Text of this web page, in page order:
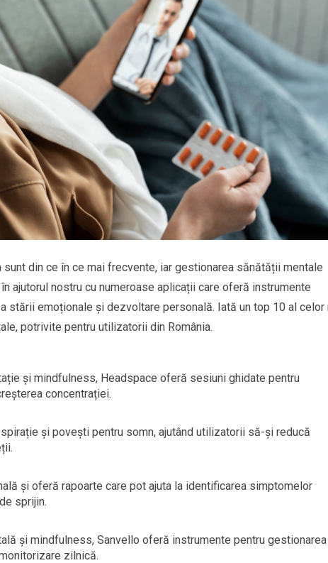
din ce în ce mai frecvente, iar gestionarea sănătății mentale
ajutorul nostru cu numeroase aplicații care oferă instrumente
stării emoționale și dezvoltare personală. Iată un top 10 al celor
potrivite pentru utilizatorii din România.
și mindfulness, Headspace oferă sesiuni ghidate pentru
concentrației.
și povești pentru somn, ajutând utilizatorii să-și reducă
și oferă rapoarte care pot ajuta la identificarea simptomelor
sprijin.
și mindfulness, Sanvello oferă instrumente pentru gestionarea
zilnică.